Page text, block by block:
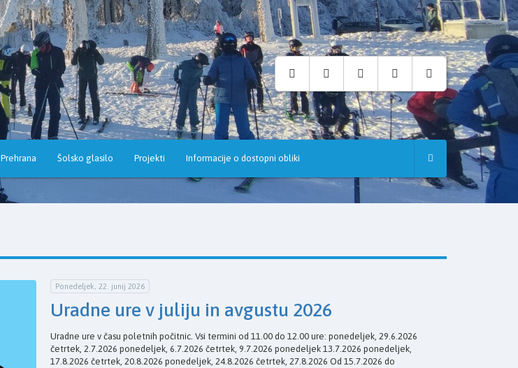
Prehrana Šolsko glasilo Projekti Informacije o dostopni obliki
Ponedeljek, 22. junij 2026
Uradne ure v juliju in avgustu 2026
Uradne ure v času poletnih počitnic. Vsi termini od 11.00 do 12.00 ure: ponedeljek, 29.6.2026
četrtek, 2.7.2026 ponedeljek, 6.7.2026 četrtek, 9.7.2026 ponedeljek 13.7.2026 ponedeljek,
17.8.2026 četrtek, 20.8.2026 ponedeljek, 24.8.2026 četrtek, 27.8.2026 Od 15.7.2026 do